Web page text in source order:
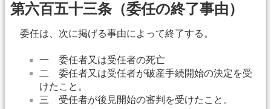
第六百五十三条（委任の終了事由）
委任は、次に掲げる事由によって終了する。
一 委任者又は受任者の死亡
二 委任者又は受任者が破産手続開始の決定を受
けたこと。
三 受任者が後見開始の審判を受けたこと。